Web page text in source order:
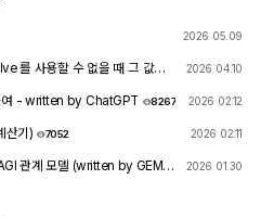
2026 05.09
를 사용할 수 없을 때 그 값을
2026 04.10
여 - written by ChatGPT 8267 2026 02.12
산기) 7052 2026 02.11
관계 모델 (written by GEMIN
2026 01.30